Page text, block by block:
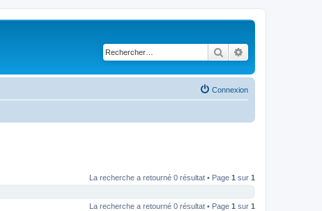
Rechercher
Connexion
La recherche a retourné 0 résultat • Page 1 sur 1
La recherche a retourné 0 résultat • Page 1 sur 1